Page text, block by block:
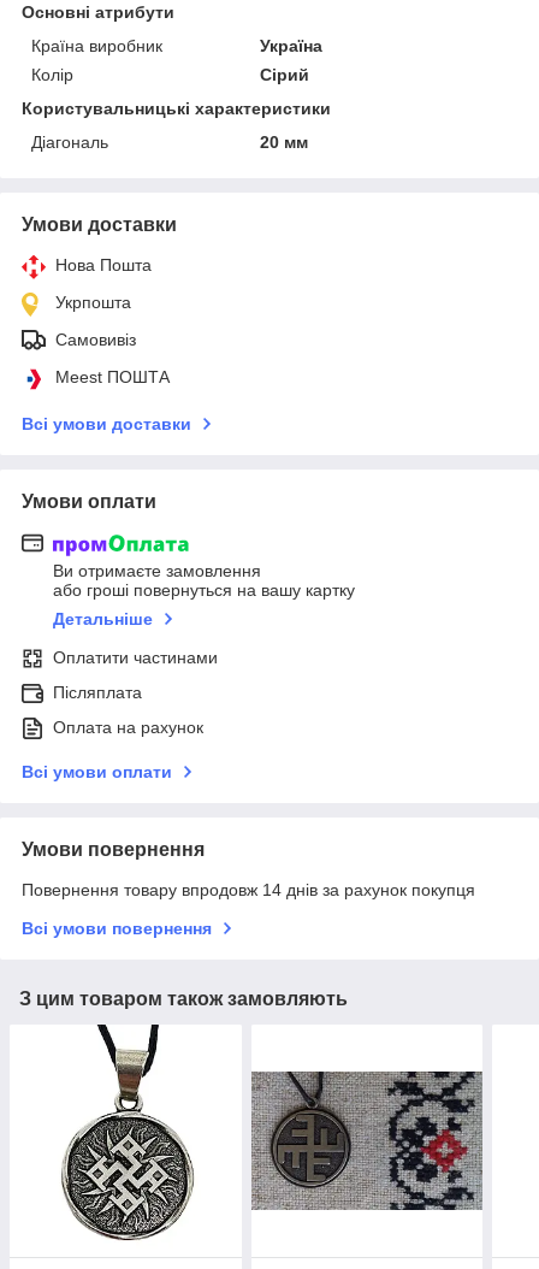
Основні атрибути
Країна виробник
Україна
Колір
Сірий
Користувальницькі характеристики
Діагональ
20 мм
Умови доставки
Нова Пошта
Укрпошта
Самовивіз
Meest ПОШТА
Всі умови доставки
Умови оплати
Ви отримаєте замовлення
або гроші повернуться на вашу картку
Детальніше
Оплатити частинами
Післяплата
Оплата на рахунок
Всі умови оплати
Умови повернення
Повернення товару впродовж 14 днів за рахунок покупця
Всі умови повернення
З цим товаром також замовляють